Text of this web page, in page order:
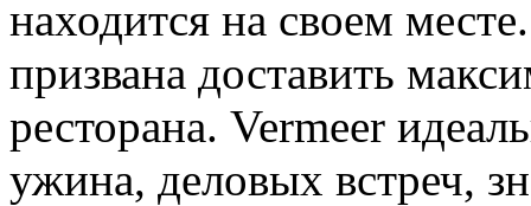
находится на своем
призвана доставить
ресторана. Vermeer
ужина, деловых встреч,